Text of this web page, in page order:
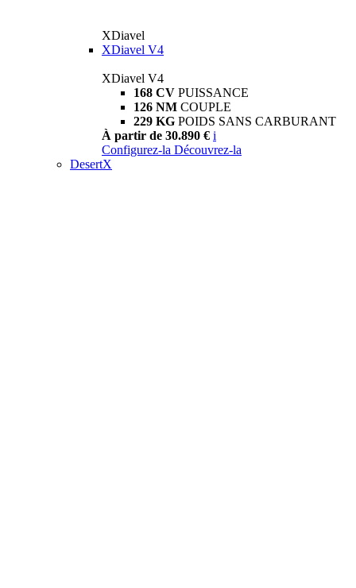
XDiavel
XDiavel V4
XDiavel V4
168 CV PUISSANCE
126 NM COUPLE
229 KG POIDS SANS CARBURANT
À partir de 30.890 € i
Configurez-la Découvrez-la
DesertX